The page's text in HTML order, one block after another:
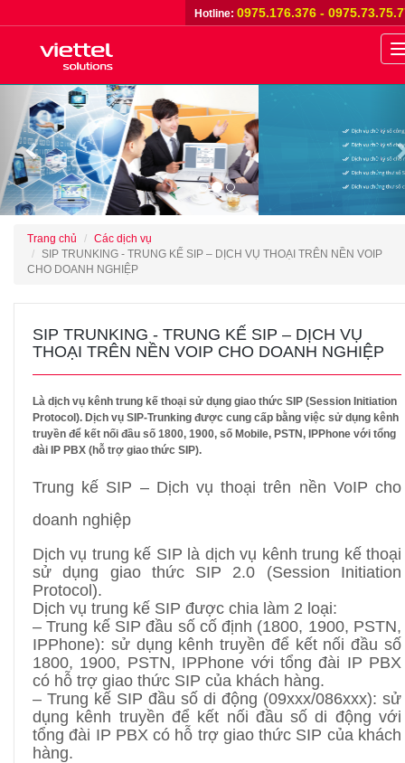
Hotline: 0975.176.376 -
Previous
Trang chủ
Các dịch vụ
SIP TRUNKING - TRUNG KẾ SIP – DỊCH VỤ THOẠI TRÊN NỀN VOIP
CHO DOANH NGHIỆP
SIP TRUNKING - TRUNG KẾ SIP – DỊCH VỤ
THOẠI TRÊN NỀN VOIP CHO DOANH NGHIỆP
Là dịch vụ kênh trung kế thoại sử dụng giao thức SIP (Session Initiation
Protocol). Dịch vụ SIP-Trunking được cung cấp bằng việc sử dụng kênh
truyền để kết nối đầu số 1800, 1900, số Mobile, PSTN, IPPhone với tổng
đài IP PBX (hỗ trợ giao thức SIP).
Trung kế SIP – Dịch vụ thoại trên nền VoIP cho
doanh nghiệp
Dịch vụ trung kế SIP là dịch vụ kênh trung kế thoại
sử dụng giao thức SIP 2.0 (Session Initiation
Protocol).
Dịch vụ trung kế SIP được chia làm 2 loại:
– Trung kế SIP đầu số cố định (1800, 1900, PSTN,
IPPhone): sử dụng kênh truyền để kết nối đầu số
1800, 1900, PSTN, IPPhone với tổng đài IP PBX
có hỗ trợ giao thức SIP của khách hàng.
– Trung kế SIP đầu số di động (09xxx/086xxx): sử
dụng kênh truyền để kết nối đầu số di động với
tổng đài IP PBX có hỗ trợ giao thức SIP của khách
hàng.